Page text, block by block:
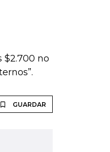
$2.700 no
GUARDAR